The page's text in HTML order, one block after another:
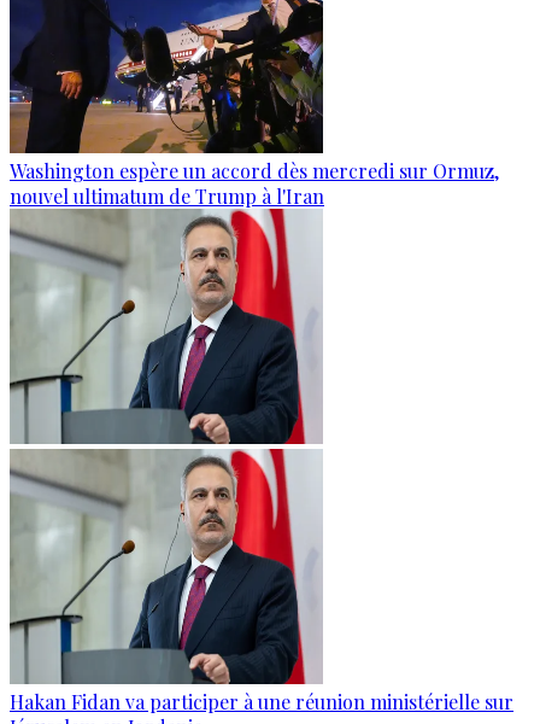
Washington espère un accord dès mercredi sur Ormuz,
nouvel ultimatum de Trump à l'Iran
Hakan Fidan va participer à une réunion ministérielle sur